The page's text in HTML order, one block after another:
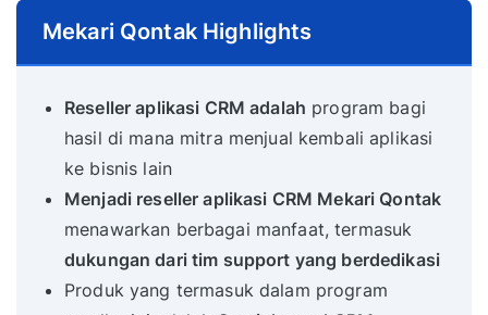
Mekari Qontak Highlights
Reseller aplikasi CRM adalah program bagi
hasil di mana mitra menjual kembali aplikasi
ke bisnis lain
Menjadi reseller aplikasi CRM Mekari Qontak
menawarkan berbagai manfaat, termasuk
dukungan dari tim support yang berdedikasi
Produk yang termasuk dalam program